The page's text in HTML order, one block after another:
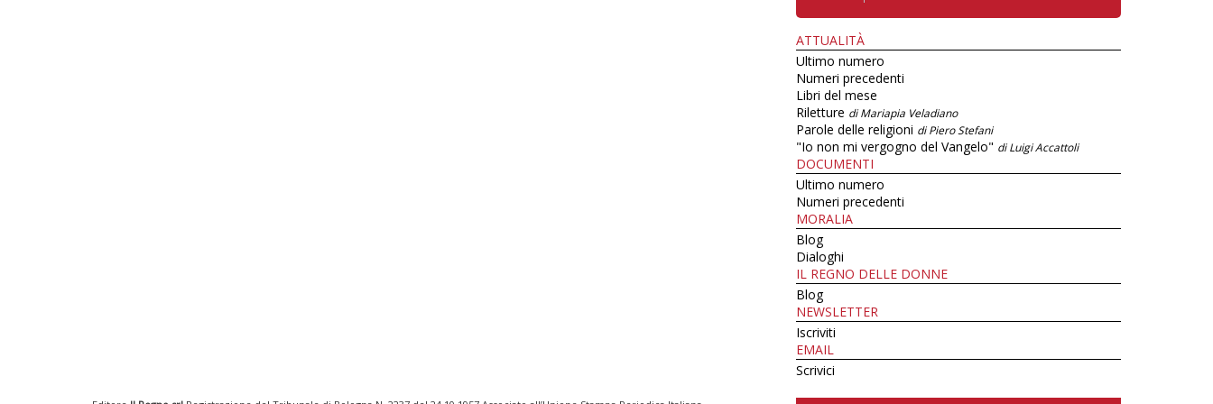
ATTUALITÀ
Ultimo numero
Numeri precedenti
Libri del mese
Riletture di Mariapia Veladiano
Parole delle religioni di Piero Stefani
"Io non mi vergogno del Vangelo" di Luigi Accattoli
DOCUMENTI
Ultimo numero
Numeri precedenti
MORALIA
Blog
Dialoghi
IL REGNO DELLE DONNE
Blog
NEWSLETTER
Iscriviti
EMAIL
Scrivici